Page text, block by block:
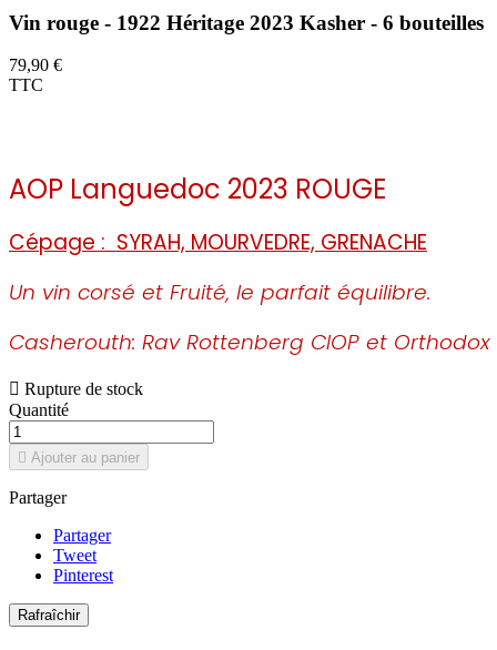
Vin rouge - 1922 Héritage 2023 Kasher - 6 bouteilles
79,90 €
TTC
AOP Languedoc 2023 ROUGE
Cépage : SYRAH, MOURVEDRE, GRENACHE
Un vin corsé et Fruité, le parfait équilibre.
Casherouth: Rav Rottenberg CIOP et
 Rupture de stock
Quantité
 Ajouter au panier
Partager
Partager
Tweet
Pinterest